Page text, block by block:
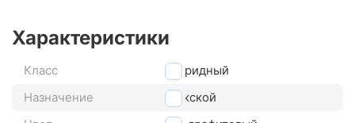
Характеристики
Класс
гибридный
Назначение
мужской